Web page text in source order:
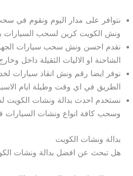
نتوافر على مدار اليوم ونقوم في
ونش الكويت كرين لسحب السيارات
نقدم احسن ونش سحب سيارات
الشاحنة او الاليات الثقيلة داخل
نوفر ايضا رقم ونش انقاذ سيارات
الطريق في اي وقت وطيلة ايام
نستخدم احدث بدالة ونشات الكويت
وسحب كافة انواع ونشات السيارات
بدالة ونشات الكويت
هل تبحث عن افضل بدالة ونشات